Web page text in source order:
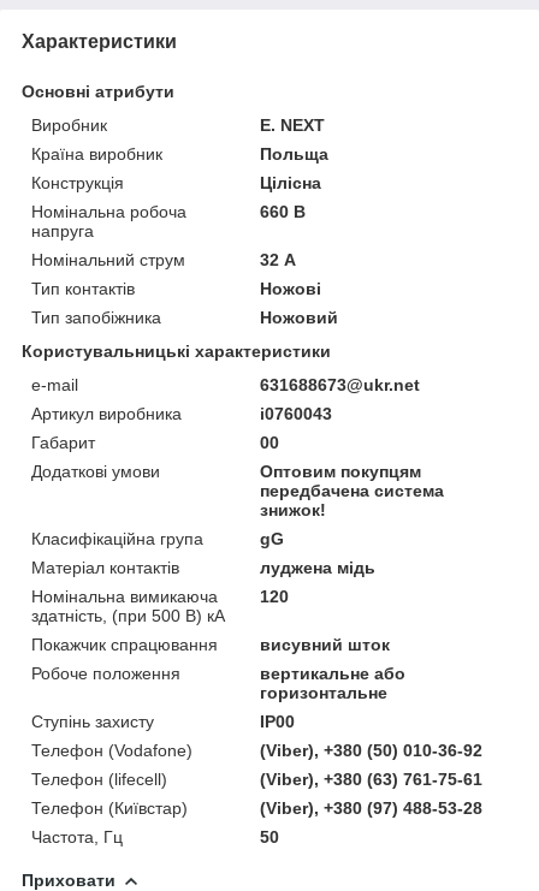
Характеристики
Основні атрибути
Виробник
E. NEXT
Країна виробник
Польща
Конструкція
Цілісна
Номінальна робоча
напруга
660 В
Номінальний струм
32 А
Тип контактів
Ножові
Тип запобіжника
Ножовий
Користувальницькі характеристики
e-mail
631688673@ukr.net
Артикул виробника
i0760043
Габарит
00
Додаткові умови
Оптовим покупцям
передбачена система
знижок!
Класифікаційна група
gG
Матеріал контактів
луджена мідь
Номінальна вимикаюча
здатність, (при 500 В) кА
120
Покажчик спрацювання
висувний шток
Робоче положення
вертикальне або
горизонтальне
Ступінь захисту
IP00
Телефон (Vodafone)
(Viber), +380 (50) 010-36-92
Телефон (lifecell)
(Viber), +380 (63) 761-75-61
Телефон (Київстар)
(Viber), +380 (97) 488-53-28
Частота, Гц
50
Приховати